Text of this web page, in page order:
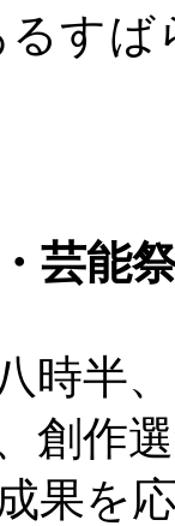
すば
芸能
時半
創作
果を